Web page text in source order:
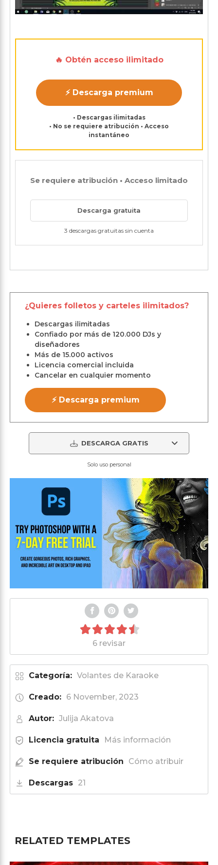
🔥 Obtén acceso ilimitado
⚡ Descarga premium
• Descargas ilimitadas
• No se requiere atribución • Acceso
instantáneo
Se requiere atribución • Acceso limitado
Descarga gratuita
3 descargas gratuitas sin cuenta
¿Quieres folletos y carteles ilimitados?
Descargas ilimitadas
Confiado por más de 120.000 DJs y
diseñadores
Más de 15.000 activos
Licencia comercial incluida
Cancelar en cualquier momento
⚡ Descarga premium
DESCARGA GRATIS
Solo uso personal
6 revisar
Categoría: Volantes de Karaoke
Creado: 6 November, 2023
Autor: Julija Akatova
Licencia gratuita Más información
Se requiere atribución Cómo atribuir
Descargas 21
RELATED TEMPLATES